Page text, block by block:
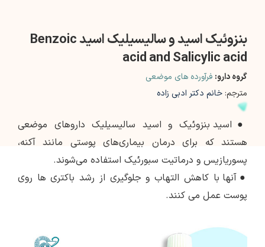
بنزوئیک اسید و سالیسیلیک اسید Benzoic
acid and Salicylic acid
گروه دارو: فرآورده های موضعی
مترجم: خانم دکتر ادبی زاده
● اسید بنزوئیک و اسید سالیسیلیک داروهای موضعی
هستند که برای درمان بیماری‌های پوستی مانند آکنه،
پسوریازیس و درماتیت سبورئیک استفاده می‌شوند.
●آنها با کاهش التهاب و جلوگیری از رشد باکتری ها روی
پوست عمل می کنند.